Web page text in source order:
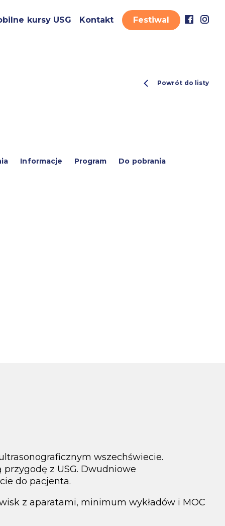
kursy USG Kontakt Festiwal
Powrót do listy
Informacje Program Do pobrania
wszechświecie.
z USG. Dwudniowe
do pacjenta.
z aparatami, minimum wykładów i MOC